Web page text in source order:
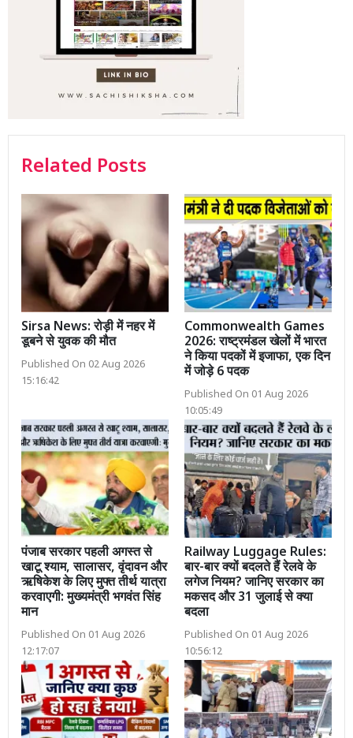
Related Posts
Sirsa News: रोड़ी में नहर में
डूबने से युवक की मौत
Published On 02 Aug 2026
15:16:42
Commonwealth Games
2026: राष्ट्रमंडल खेलों में भारत
ने किया पदकों में इजाफा, एक दिन
में जोड़े 6 पदक
Published On 01 Aug 2026
10:05:49
पंजाब सरकार पहली अगस्त से
खाटू श्याम, सालासर, वृंदावन और
ऋषिकेश के लिए मुफ्त तीर्थ यात्रा
करवाएगी: मुख्यमंत्री भगवंत सिंह
मान
Published On 01 Aug 2026
12:17:07
Railway Luggage Rules:
बार-बार क्यों बदलते हैं रेलवे के
लगेज नियम? जानिए सरकार का
मकसद और 31 जुलाई से क्या
बदला
Published On 01 Aug 2026
10:56:12